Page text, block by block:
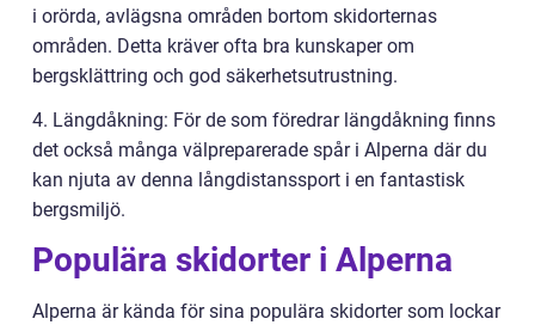
i orörda, avlägsna områden bortom skidorternas
områden. Detta kräver ofta bra kunskaper om
bergsklättring och god säkerhetsutrustning.
4. Längdåkning: För de som föredrar längdåkning finns
det också många välpreparerade spår i Alperna där du
kan njuta av denna långdistanssport i en fantastisk
bergsmiljö.
Populära skidorter i Alperna
Alperna är kända för sina populära skidorter som lockar